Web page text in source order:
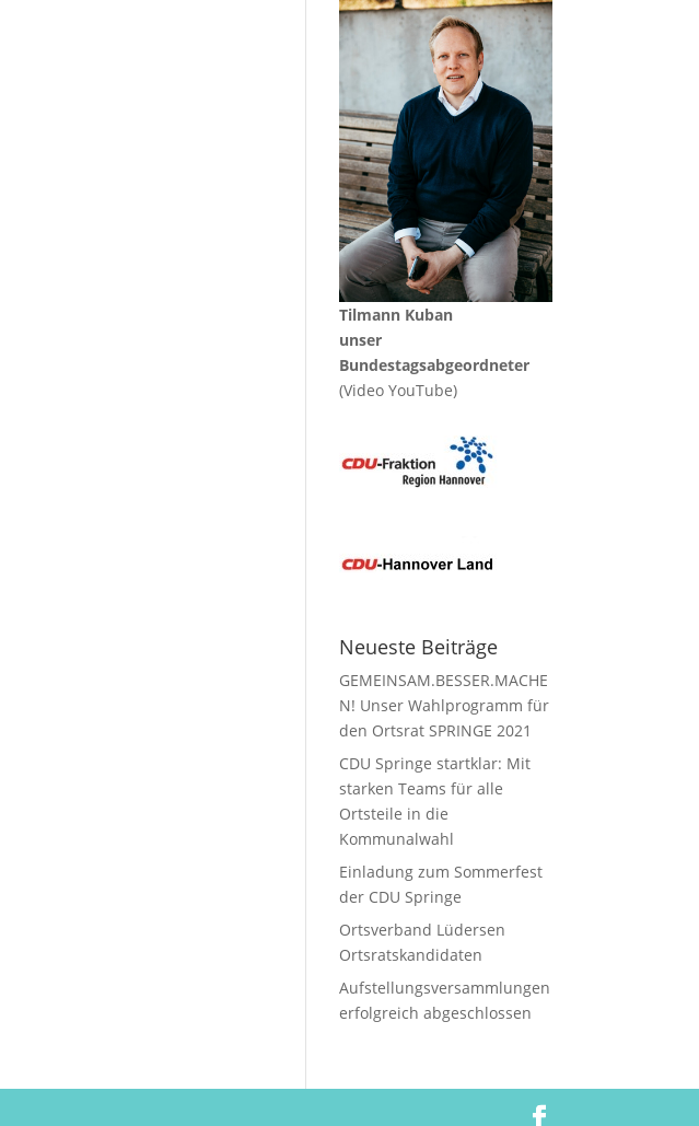
Tilmann Kuban
unser
Bundestagsabgeordneter
(Video YouTube)
Neueste Beiträge
GEMEINSAM.BESSER.MACHE
N! Unser Wahlprogramm für
den Ortsrat SPRINGE 2021
CDU Springe startklar: Mit
starken Teams für alle
Ortsteile in die
Kommunalwahl
Einladung zum Sommerfest
der CDU Springe
Ortsverband Lüdersen
Ortsratskandidaten
Aufstellungsversammlungen
erfolgreich abgeschlossen